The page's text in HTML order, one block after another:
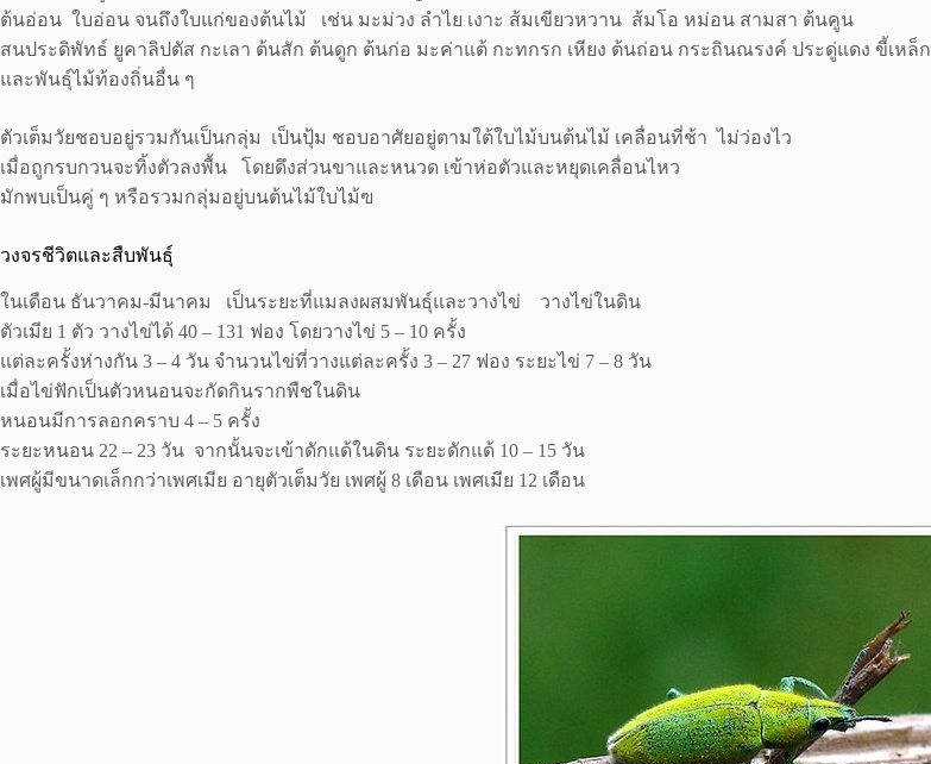
ต้นอ่อน ใบอ่อน จนถึงใบแก่ของต้นไม้ เช่น มะม่วง ลำไย เงาะ ส้มเขียวหวาน ส้มโอ หม่อน สามสา ต้นคูน
สนประดิพัทธ์ ยูคาลิปตัส กะเลา ต้นสัก ต้นดูก ต้นก่อ มะค่าแต้ กะทกรก เหียง ต้นถ่อน กระถินณรงค์ ประดู่แดง ขี้เหล็ก
และพันธุ์ไม้ท้องถิ่นอื่น ๆ
ตัวเต็มวัยชอบอยู่รวมกันเป็นกลุ่ม เป็นปุ้ม ชอบอาศัยอยู่ตามใต้ใบไม้บนต้นไม้ เคลื่อนที่ช้า ไม่ว่องไว
เมื่อถูกรบกวนจะทิ้งตัวลงพื้น โดยดึงส่วนขาและหนวด เข้าห่อตัวและหยุดเคลื่อนไหว
มักพบเป็นคู่ ๆ หรือรวมกลุ่มอยู่บนต้นไม้ใบไม้ฃ
วงจรชีวิตและสืบพันธุ์
ในเดือน ธันวาคม-มีนาคม เป็นระยะที่แมลงผสมพันธุ์และวางไข่ วางไข่ในดิน
ตัวเมีย 1 ตัว วางไข่ได้ 40 – 131 ฟอง โดยวางไข่ 5 – 10 ครั้ง
แต่ละครั้งห่างกัน 3 – 4 วัน จำนวนไข่ที่วางแต่ละครั้ง 3 – 27 ฟอง ระยะไข่ 7 – 8 วัน
เมื่อไข่ฟักเป็นตัวหนอนจะกัดกินรากพืชในดิน
หนอนมีการลอกคราบ 4 – 5 ครั้ง
ระยะหนอน 22 – 23 วัน จากนั้นจะเข้าดักแด้ในดิน ระยะดักแด้ 10 – 15 วัน
เพศผู้มีขนาดเล็กกว่าเพศเมีย อายุตัวเต็มวัย เพศผู้ 8 เดือน เพศเมีย 12 เดือน